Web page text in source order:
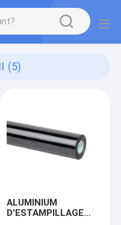
(5)
ALUMINIUM
D'ESTAMPILLAGE